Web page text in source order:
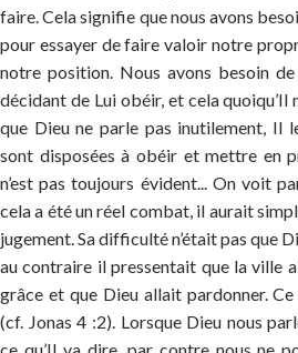
faire. Cela signifie que nous avons
pour essayer de faire valoir notre
notre position. Nous avons besoin
décidant de Lui obéir, et cela quoiqu’Il
que Dieu ne parle pas inutilement, Il
sont disposées à obéir et mettre en
n’est pas toujours évident... On voit
cela a été un réel combat, il aurait
jugement. Sa difficulté n’était pas que
au contraire il pressentait que la ville
grâce et que Dieu allait pardonner.
(cf. Jonas 4 :2). Lorsque Dieu nous